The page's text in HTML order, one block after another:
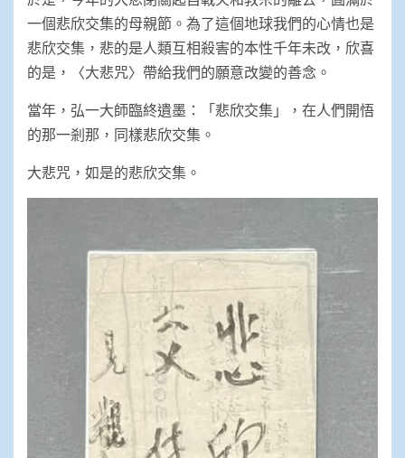
一個悲欣交集的母親節。為了這個地球我們的心情也是
悲欣交集，悲的是人類互相殺害的本性千年未改，欣喜
的是，〈大悲咒〉帶給我們的願意改變的善念。
當年，弘一大師臨終遺墨：「悲欣交集」，在人們開悟
的那一剎那，同樣悲欣交集。
大悲咒，如是的悲欣交集。